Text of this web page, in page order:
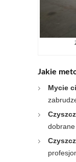
Jakie
Mycie